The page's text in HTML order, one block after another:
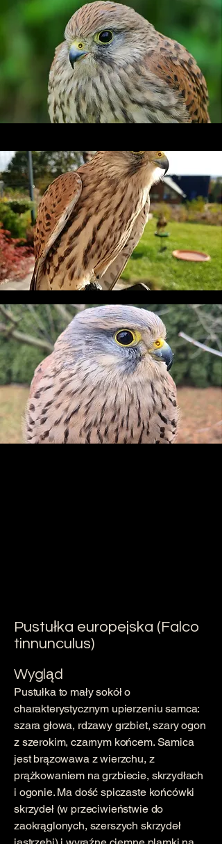
Pustułka europejska (Falco
tinnunculus)
Wygląd
Pustułka to mały sokół o
charakterystycznym upierzeniu samca:
szara głowa, rdzawy grzbiet, szary ogon
z szerokim, czarnym końcem. Samica
jest brązowawa z wierzchu, z
prążkowaniem na grzbiecie, skrzydłach
i ogonie. Ma dość spiczaste końcówki
skrzydeł (w przeciwieństwie do
zaokrąglonych, szerszych skrzydeł